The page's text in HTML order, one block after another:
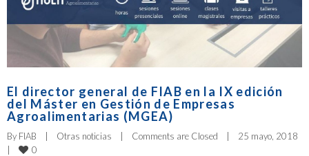
El director general de FIAB en la IX edición
del Máster en Gestión de Empresas
Agroalimentarias (MGEA)
By FIAB | Otras noticias | Comments are Closed |
|
0